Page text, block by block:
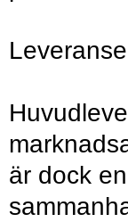
är dock